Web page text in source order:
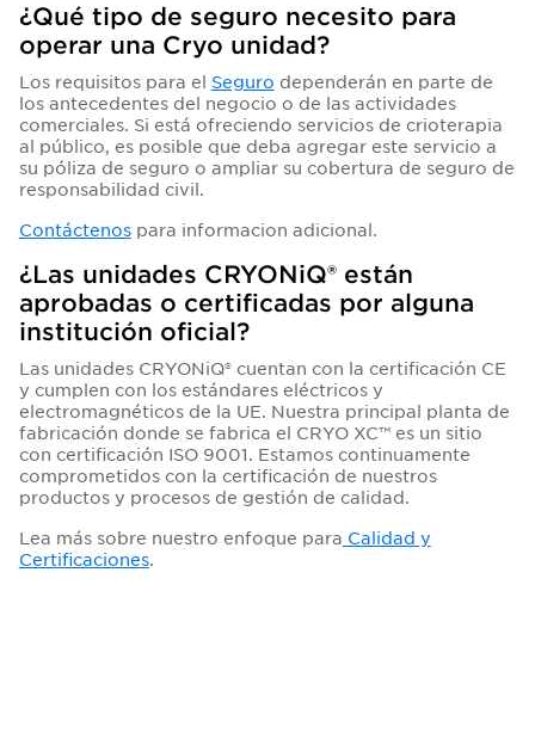
¿Qué tipo de seguro necesito para
operar una Cryo unidad?
Los requisitos para el Seguro dependerán en parte de
los antecedentes del negocio o de las actividades
comerciales. Si está ofreciendo servicios de crioterapia
al público, es posible que deba agregar este servicio a
su póliza de seguro o ampliar su cobertura de seguro de
responsabilidad civil.
Contáctenospara informacion adicional.
¿Las unidades CRYONiQ® están
aprobadas o certificadas por alguna
institución oficial?
Las unidades CRYONiQ® cuentan con la certificación CE
y cumplen con los estándares eléctricos y
electromagnéticos de la UE. Nuestra principal planta de
fabricación donde se fabrica el CRYO XC™ es un sitio
con certificación ISO 9001. Estamos continuamente
comprometidos con la certificación de nuestros
productos y procesos de gestión de calidad.
Lea más sobre nuestro enfoque para Calidad y
Certificaciones.